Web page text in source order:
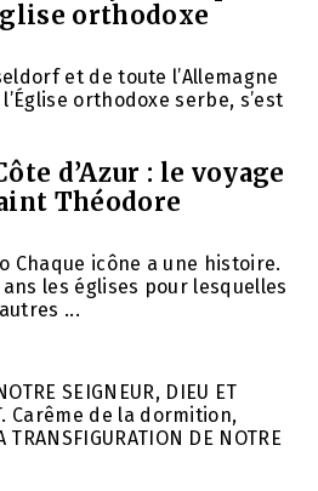
orthodoxe
et de toute l’Allemagne
orthodoxe serbe, s’est
d’Azur : le voyage
Théodore
Chaque icône a une histoire.
les églises pour lesquelles
...
SEIGNEUR, DIEU ET
Carême de la dormition,
DE NOTRE